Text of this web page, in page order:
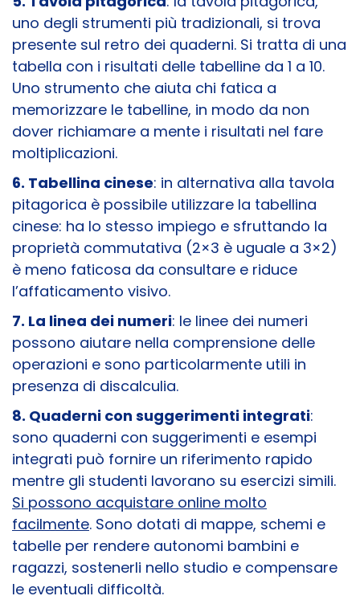
uno degli strumenti più tradizionali, si trova
presente sul retro dei quaderni. Si tratta di una
tabella con i risultati delle tabelline da 1 a 10.
Uno strumento che aiuta chi fatica a
memorizzare le tabelline, in modo da non
dover richiamare a mente i risultati nel fare
moltiplicazioni.
6. Tabellina cinese: in alternativa alla tavola
pitagorica è possibile utilizzare la tabellina
cinese: ha lo stesso impiego e sfruttando la
proprietà commutativa (2×3 è uguale a 3×2)
è meno faticosa da consultare e riduce
l’affaticamento visivo.
7. La linea dei numeri: le linee dei numeri
possono aiutare nella comprensione delle
operazioni e sono particolarmente utili in
presenza di discalculia.
8. Quaderni con suggerimenti integrati:
sono quaderni con suggerimenti e esempi
integrati può fornire un riferimento rapido
mentre gli studenti lavorano su esercizi simili.
Si possono acquistare online molto
facilmente. Sono dotati di mappe, schemi e
tabelle per rendere autonomi bambini e
ragazzi, sostenerli nello studio e compensare
le eventuali difficoltà.